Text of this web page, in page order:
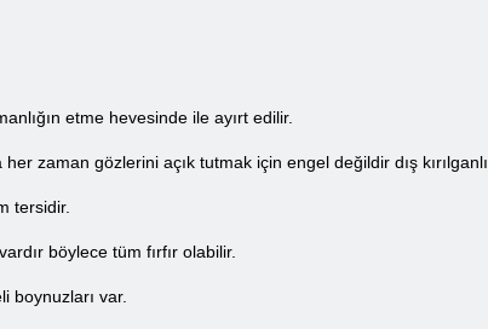
etme hevesinde ile ayırt edilir.
zaman gözlerini açık tutmak için engel değildir dış
tersidir.
böylece tüm fırfır olabilir.
boynuzları var.